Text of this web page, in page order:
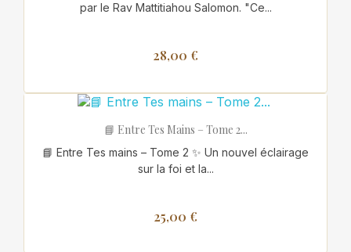
par le Rav Mattitiahou Salomon. "Ce...
28,00 €
📘 Entre Tes Mains – Tome 2...
📘 Entre Tes mains – Tome 2 ✨ Un nouvel éclairage
sur la foi et la...
25,00 €